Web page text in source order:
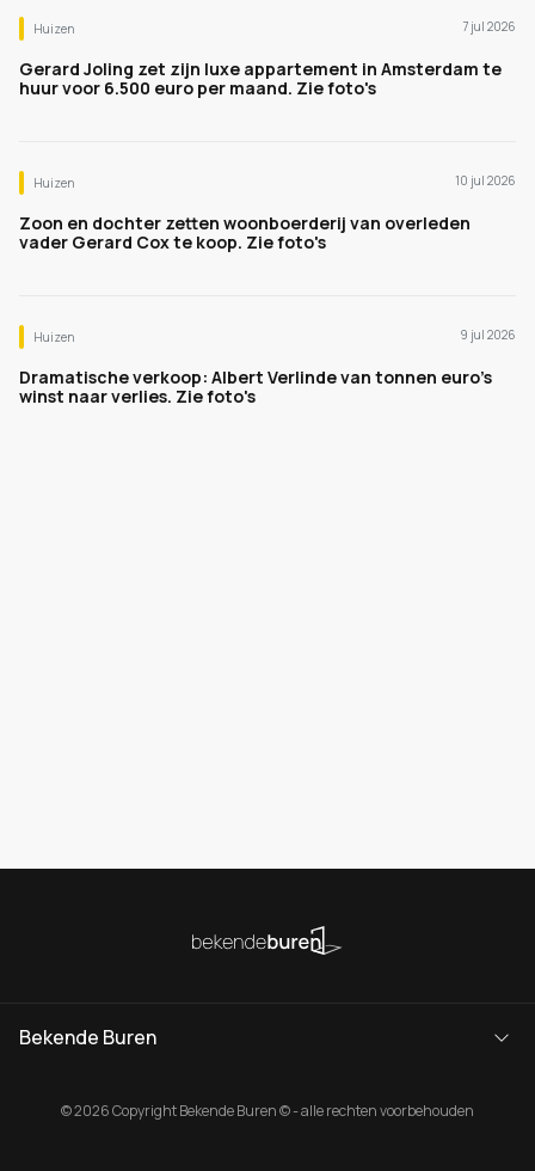
Huizen 7 jul 2026
Gerard Joling zet zijn luxe appartement in Amsterdam te
huur voor 6.500 euro per maand. Zie foto's
Huizen 10 jul 2026
Zoon en dochter zetten woonboerderij van overleden
vader Gerard Cox te koop. Zie foto's
Huizen 9 jul 2026
Dramatische verkoop: Albert Verlinde van tonnen euro's
winst naar verlies. Zie foto's
Bekende Buren
© 2026 Copyright Bekende Buren © - alle rechten voorbehouden